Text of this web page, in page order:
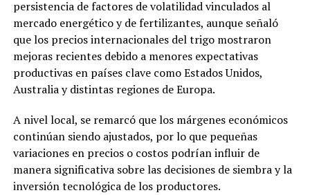
persistencia de factores de volatilidad vinculados al
mercado energético y de fertilizantes, aunque señaló
que los precios internacionales del trigo mostraron
mejoras recientes debido a menores expectativas
productivas en países clave como Estados Unidos,
Australia y distintas regiones de Europa.
A nivel local, se remarcó que los márgenes económicos
continúan siendo ajustados, por lo que pequeñas
variaciones en precios o costos podrían influir de
manera significativa sobre las decisiones de siembra y la
inversión tecnológica de los productores.